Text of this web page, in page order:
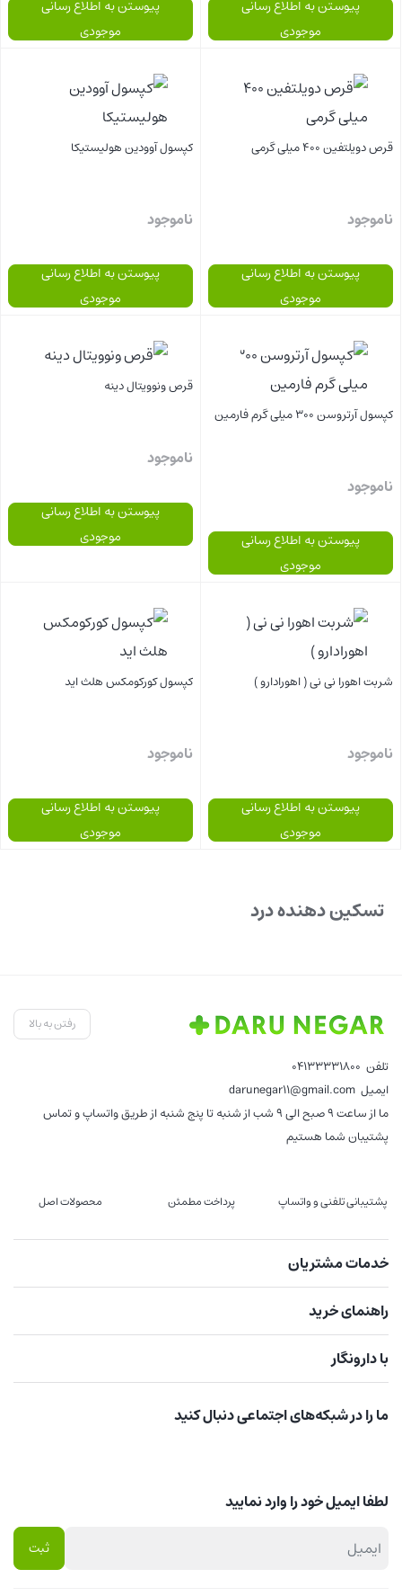
پیوستن به اطلاع رسانی
موجودی
پیوستن به اطلاع رسانی
موجودی
قرص دویلتفین 400 میلی گرمی
ناموجود
پیوستن به اطلاع رسانی
موجودی
کپسول آوودین هولیستیکا
ناموجود
پیوستن به اطلاع رسانی
موجودی
کپسول آرتروسن 300 میلی گرم فارمین
ناموجود
پیوستن به اطلاع رسانی
موجودی
قرص ونوویتال دینه
ناموجود
پیوستن به اطلاع رسانی
موجودی
شربت اهورا نی نی ( اهورادارو )
ناموجود
پیوستن به اطلاع رسانی
موجودی
کپسول کورکومکس هلث اید
ناموجود
پیوستن به اطلاع رسانی
موجودی
تسکین دهنده درد
رفتن به بالا
تلفن 04133331800
ایمیل darunegar11@gmail.com
ما از ساعت 9 صبح الی 9 شب از شنبه تا پنج شنبه از طریق واتساپ و تماس
پشتیبان شما هستیم
پشتیبانی تلفنی و واتساپ پرداخت مطمئن محصولات اصل
خدمات مشتریان
راهنمای خرید
با دارونگار
ما را در شبکه‌های اجتماعی دنبال کنید
لطفا ایمیل خود را وارد نمایید